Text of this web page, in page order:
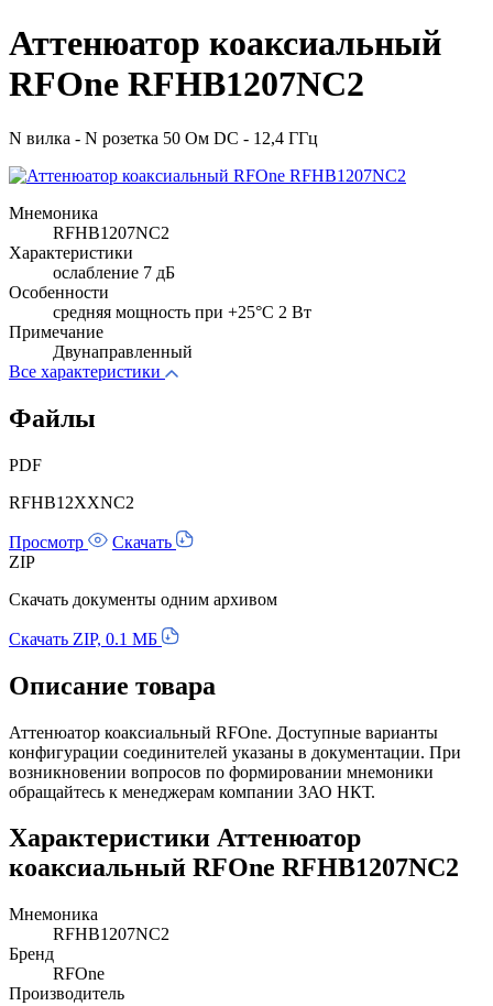
Аттенюатор коаксиальный
RFOne RFHB1207NC2
N вилка - N розетка 50 Ом DC - 12,4 ГГц
Мнемоника
RFHB1207NC2
Характеристики
ослабление 7 дБ
Особенности
cредняя мощность при +25°C 2 Вт
Примечание
Двунаправленный
Все характеристики
Файлы
PDF
RFHB12XXNC2
Просмотр
Скачать
ZIP
Скачать документы одним архивом
Скачать ZIP, 0.1 МБ
Описание товара
Аттенюатор коаксиальный RFOne. Доступные варианты
конфигурации соединителей указаны в документации. При
возникновении вопросов по формировании мнемоники
обращайтесь к менеджерам компании ЗАО НКТ.
Характеристики Аттенюатор
коаксиальный RFOne RFHB1207NC2
Мнемоника
RFHB1207NC2
Бренд
RFOne
Производитель